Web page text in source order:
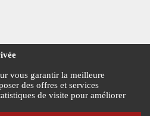
vente
vous garantir la meilleure
des offres et services
de visite pour améliorer